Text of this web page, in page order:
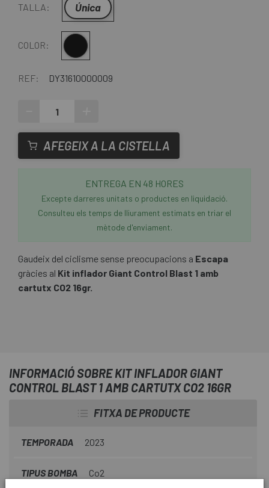
TALLA: Única
COLOR: Multi
REF: DY31610000009
AFEGEIX A LA CISTELLA
ENTREGA EN 48 HORES
Excepte darreres unitats o productes en liquidació.
Consulteu els temps de lliurament estimats en triar el
mètode d'enviament.
Gaudeix del ciclisme sense preocupacions a Escapa
gràcies al Kit inflador Giant Control Blast 1 amb
cartutx CO2 16gr.
INFORMACIÓ SOBRE KIT INFLADOR GIANT
CONTROL BLAST 1 AMB CARTUTX CO2 16GR
FITXA DE PRODUCTE
TEMPORADA 2023
TIPUS BOMBA Co2